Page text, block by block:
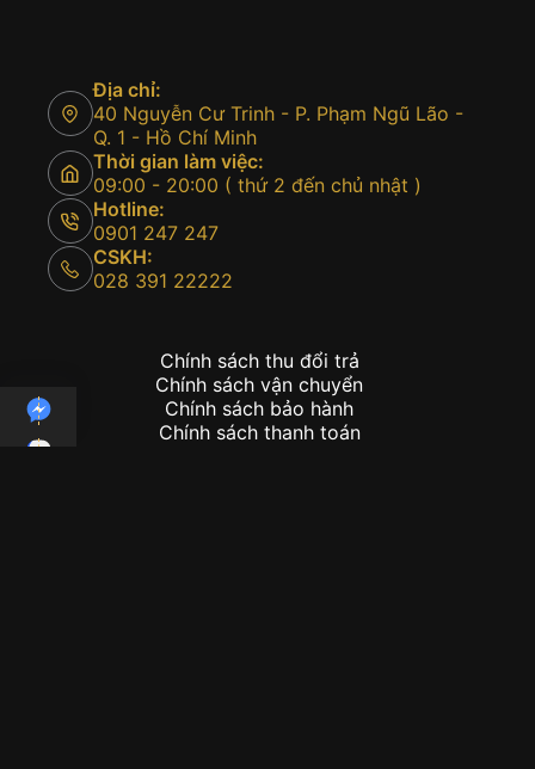
Địa chỉ:
40 Nguyễn Cư Trinh - P. Phạm Ngũ Lão -
Q. 1 - Hồ Chí Minh
Thời gian làm việc:
09:00 - 20:00 ( thứ 2 đến chủ nhật )
Hotline:
0901 247 247
CSKH:
028 391 22222
Chính sách thu đổi trả
Chính sách vận chuyển
Chính sách bảo hành
Chính sách thanh toán